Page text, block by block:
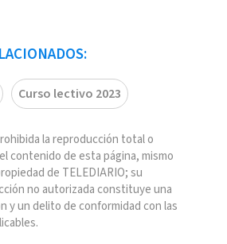
Curso lectivo 2023
la reproducción total o
contenido de esta página, mismo
de TELEDIARIO; su
no autorizada constituye una
y un delito de conformidad con las